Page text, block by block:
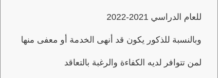
للعام الدراسي 2021-2022
وبالنسبة للذكور يكون قد أنهى الخدمة أو معفى منها
لمن تتوافر لديه الكفاءة والرغبة بالتعاقد